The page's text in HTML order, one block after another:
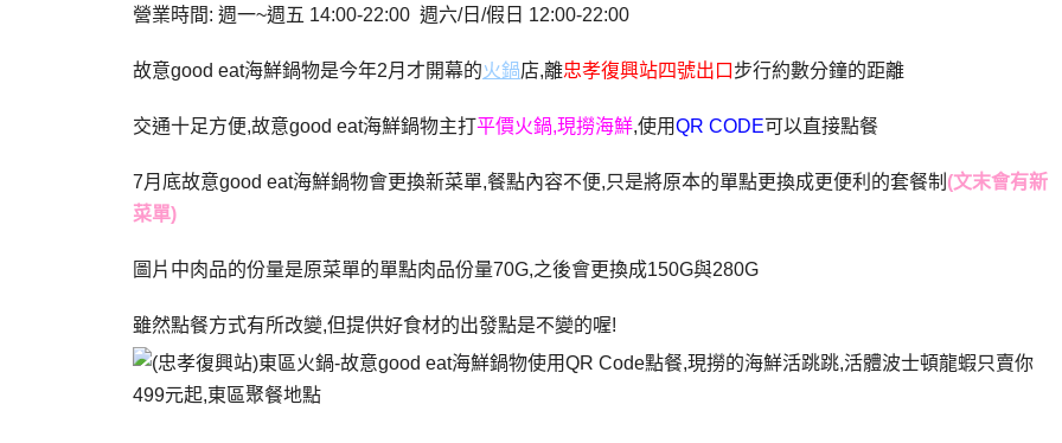
營業時間: 週一~週五 14:00-22:00 週六/日/假日 12:00-22:00
故意good eat海鮮鍋物是今年2月才開幕的火鍋店,離忠孝復興站四號出口 步行約數分鐘的距離
交通十足方便,故意good eat海鮮鍋物主打平價火鍋,現撈海鮮,使用QR CODE可以直接點餐
7月底故意good eat海鮮鍋物會更換新菜單,餐點內容不便,只是將原本的單點更換成更便利的套餐制 (文末會有新
菜單)
圖片中肉品的份量是原菜單的單點肉品份量70G,之後會更換成150G與280G
雖然點餐方式有所改變,但提供好食材的出發點是不變的喔!